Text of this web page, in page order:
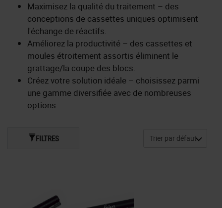
Maximisez la qualité du traitement – des
conceptions de cassettes uniques optimisent
l'échange de réactifs.
Améliorez la productivité – des cassettes et
moules étroitement assortis éliminent le
grattage/la coupe des blocs.
Créez votre solution idéale – choisissez parmi
une gamme diversifiée avec de nombreuses
options
FILTRES